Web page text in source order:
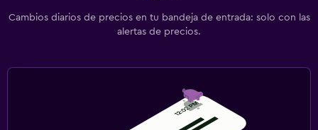
Fax/fotocopiadora
Cambios diarios de precios en tu bandeja de entrada: solo con las
alertas de precios.